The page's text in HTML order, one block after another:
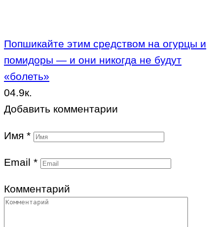
Попшикайте этим средством на огурцы и
помидоры — и они никогда не будут
«болеть»
04.9к.
Добавить комментарии
Имя *
Email *
Комментарий